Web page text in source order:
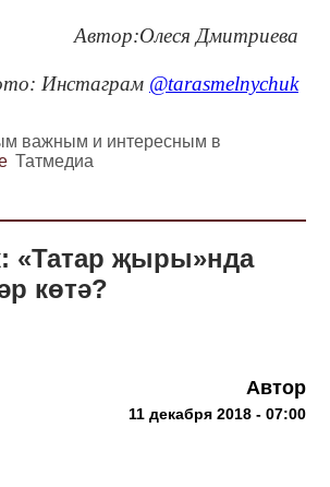
Автор:Олеся Дмитриева
Инстаграм @tarasmelnychuk
важным и интересным в
Татмедиа
«Татар җыры»нда
көтә?
Автор
11 декабря 2018 - 07:00